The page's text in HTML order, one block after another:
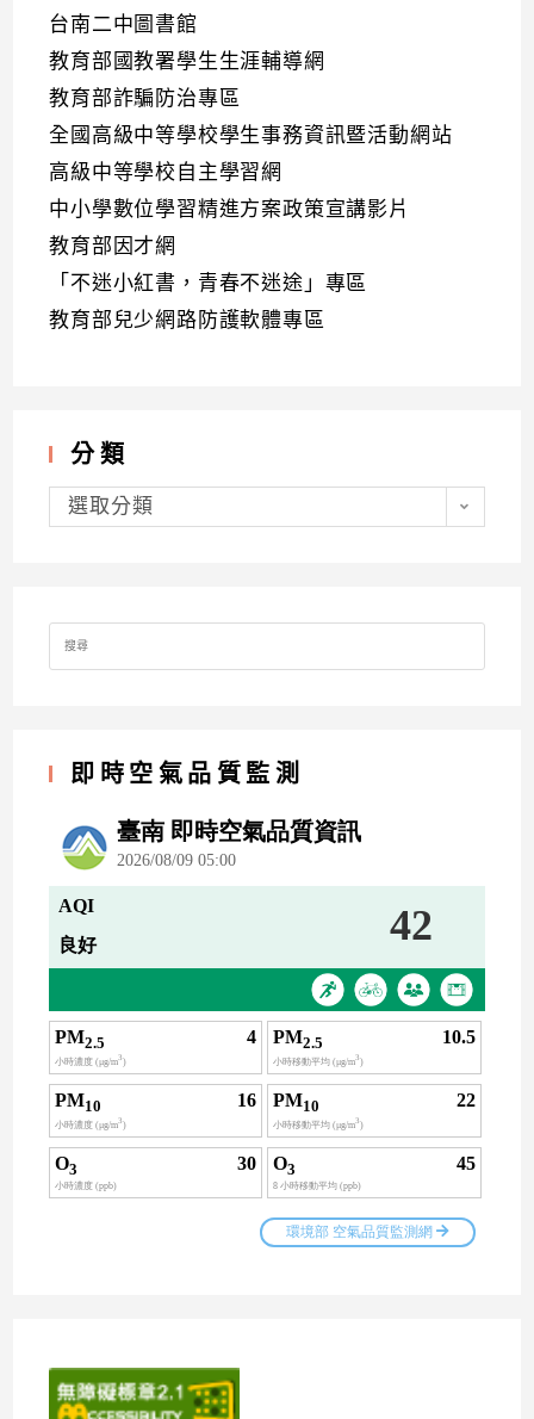
台南二中圖書館
教育部國教署學生生涯輔導網
教育部詐騙防治專區
全國高級中等學校學生事務資訊暨活動網站
高級中等學校自主學習網
中小學數位學習精進方案政策宣講影片
教育部因才網
「不迷小紅書，青春不迷途」專區
教育部兒少網路防護軟體專區
分類
分
類選取分類
Search
for:
即時空氣品質監測